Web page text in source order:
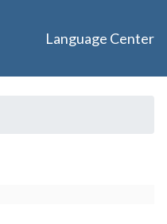
Language Center